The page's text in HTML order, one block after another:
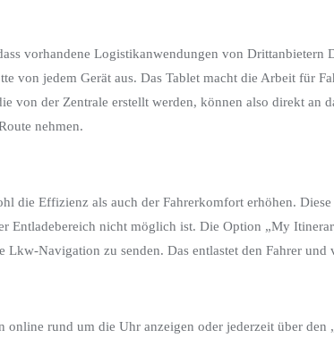
vorhandene Logistikanwendungen von Drittanbietern
von jedem Gerät aus. Das Tablet macht die Arbeit für
von der Zentrale erstellt werden, können also direkt an
nehmen.
die Effizienz als auch der Fahrerkomfort erhöhen.
Entladebereich nicht möglich ist. Die Option „My
Navigation zu senden. Das entlastet den Fahrer
rund um die Uhr anzeigen oder jederzeit über